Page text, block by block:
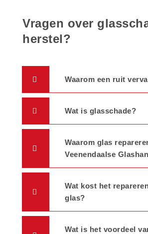
Vragen over
herstel?
Waarom een ruit
Wat is glasschade?
Waarom glas
Veenendaalse
Wat kost het
glas?
Wat is het voordeel